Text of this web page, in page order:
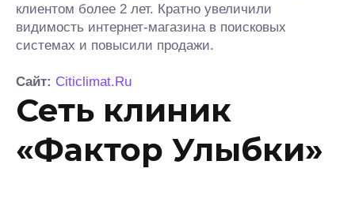
клиентом более 2 лет. Кратно увеличили
видимость интернет-магазина в поисковых
системах и повысили продажи.
Сайт: Citiclimat.Ru
Сеть клиник
«Фактор Улыбки»